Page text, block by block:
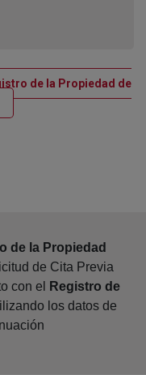
de la Propiedad de
nueva
de la Propiedad
de Cita Previa
con el
Registro de
los datos de